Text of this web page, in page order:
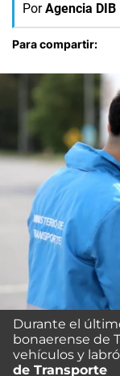
Por Agencia DIB
Para compartir:
Durante el
bonaerense de
vehículos y
de Transporte